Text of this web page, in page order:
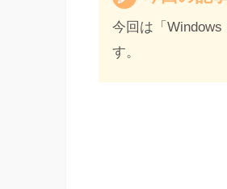
今回は「Windows
す。